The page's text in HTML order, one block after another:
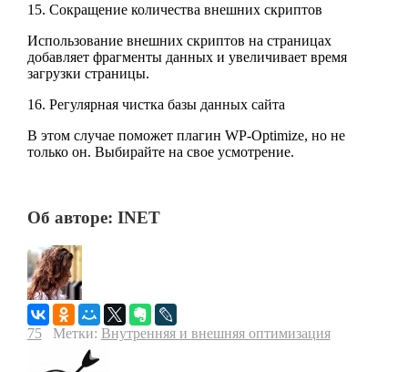
15. Сокращение количества внешних скриптов
Использование внешних скриптов на страницах
добавляет фрагменты данных и увеличивает время
загрузки страницы.
16. Регулярная чистка базы данных сайта
В этом случае поможет плагин WP-Optimize, но не
только он. Выбирайте на свое усмотрение.
Об авторе: INET
75 Метки: Внутренняя и внешняя оптимизация